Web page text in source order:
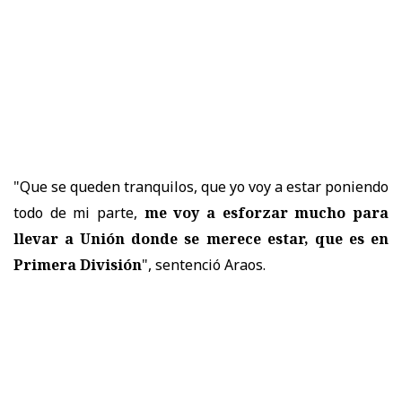
"Que se queden tranquilos, que yo voy a estar poniendo
todo de mi parte, me voy a esforzar mucho para
llevar a Unión donde se merece estar, que es en
Primera División", sentenció Araos.